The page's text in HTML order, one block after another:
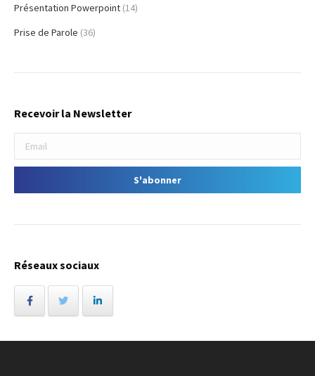
Présentation Powerpoint (14)
Prise de Parole (36)
Recevoir la Newsletter
Réseaux sociaux